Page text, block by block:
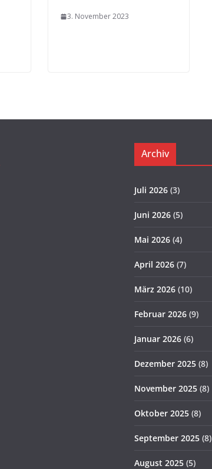
3. November 2023
Archiv
Juli 2026 (3)
Juni 2026 (5)
Mai 2026 (4)
April 2026 (7)
März 2026 (10)
Februar 2026 (9)
Januar 2026 (6)
Dezember 2025 (8)
November 2025 (8)
Oktober 2025 (8)
September 2025 (8)
August 2025 (5)